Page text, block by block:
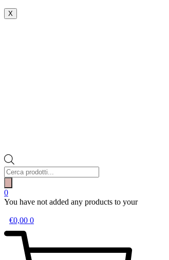
X
Products
search
0
You have not added any products to your
€0,00 0